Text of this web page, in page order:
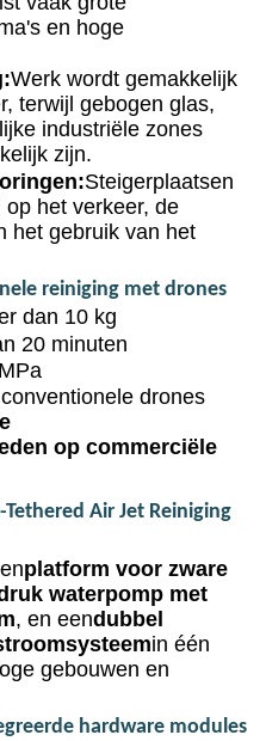
en hoge
Werk wordt gemakkelijk
terwijl gebogen glas,
industriële zones
zijn.
Steigerplaatsen
het verkeer, de
het gebruik van het
reiniging met drones
dan 10 kg
20 minuten
drones
op commerciële
Tethered Air Jet Reiniging
platform voor zware
waterpomp met
, en eendubbel
in één
gebouwen en
hardware modules